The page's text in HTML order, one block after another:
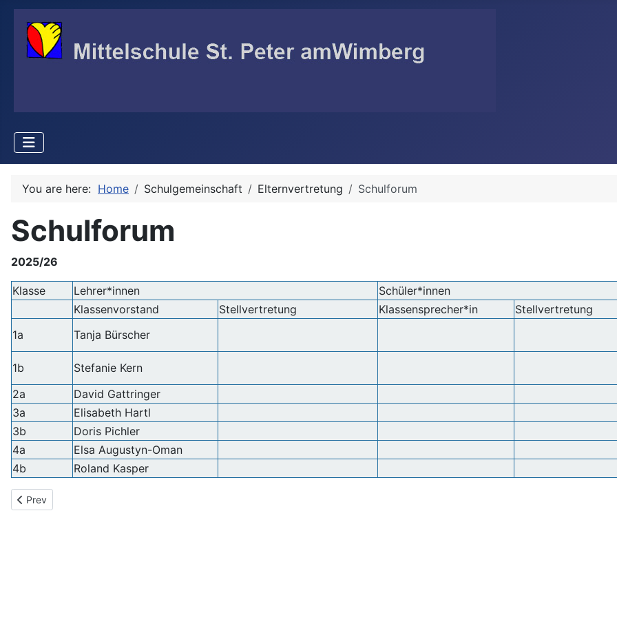
You are here: Home Schulgemeinschaft Elternvertretung Schulforum
Schulforum
2025/26
Klasse Lehrer*innen Schüler*innen
Klassenvorstand
Stellvertretung Klassensprecher*in Stellvertretung
1a
Tanja Bürscher
1b
Stefanie Kern
2a
David Gattringer
3a
Elisabeth Hartl
3b
Doris Pichler
4a
Elsa Augustyn-Oman
4b
Roland Kasper
Previous article: Absolventen
Prev